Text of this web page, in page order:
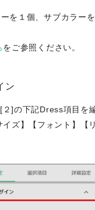
を１個、サブカラー
をご参照ください。
ン
]の下記Dress項目を
イズ】【フォント】【